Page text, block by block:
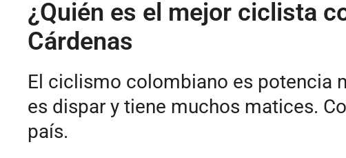
¿Quién es el mejor ciclista
Cárdenas
El ciclismo colombiano es potencia
es dispar y tiene muchos matices.
país.